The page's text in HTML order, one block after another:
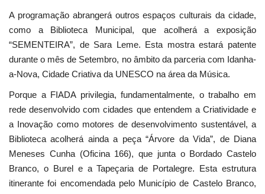
A programação abrangerá outros espaços culturais da cidade,
como a Biblioteca Municipal, que acolherá a exposição
“SEMENTEIRA”, de Sara Leme. Esta mostra estará patente
durante o mês de Setembro, no âmbito da parceria com Idanha-
a-Nova, Cidade Criativa da UNESCO na área da Música.
Porque a FIADA privilegia, fundamentalmente, o trabalho em
rede desenvolvido com cidades que entendem a Criatividade e
a Inovação como motores de desenvolvimento sustentável, a
Biblioteca acolherá ainda a peça “Árvore da Vida”, de Diana
Meneses Cunha (Oficina 166), que junta o Bordado Castelo
Branco, o Burel e a Tapeçaria de Portalegre. Esta estrutura
itinerante foi encomendada pelo Município de Castelo Branco,